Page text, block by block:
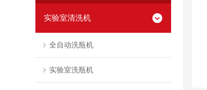
实验室清洗机
全自动洗瓶机
实验室洗瓶机